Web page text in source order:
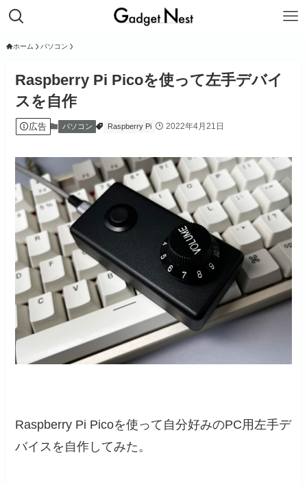
ホーム パソコン
Raspberry Pi Picoを使って左手デバイ
スを自作
広告 パソコン Raspberry Pi 2022年4月21日
Raspberry Pi Picoを使って自分好みのPC用左手デ
バイスを自作してみた。